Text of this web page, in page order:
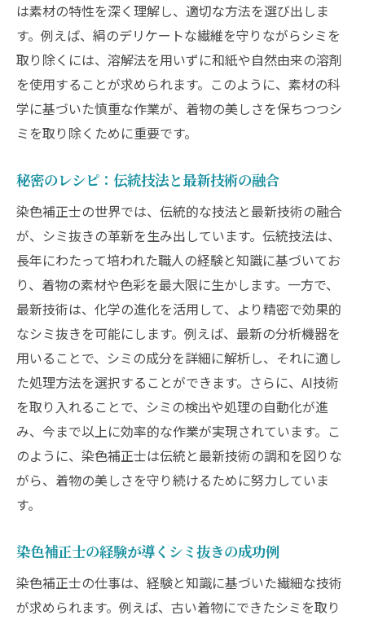
は素材の特性を深く理解し、適切な方法を選び出しま
す。例えば、絹のデリケートな繊維を守りながらシミを
取り除くには、溶解法を用いずに和紙や自然由来の溶剤
を使用することが求められます。このように、素材の科
学に基づいた慎重な作業が、着物の美しさを保ちつつシ
ミを取り除くために重要です。
秘密のレシピ：伝統技法と最新技術の融合
染色補正士の世界では、伝統的な技法と最新技術の融合
が、シミ抜きの革新を生み出しています。伝統技法は、
長年にわたって培われた職人の経験と知識に基づいてお
り、着物の素材や色彩を最大限に生かします。一方で、
最新技術は、化学の進化を活用して、より精密で効果的
なシミ抜きを可能にします。例えば、最新の分析機器を
用いることで、シミの成分を詳細に解析し、それに適し
た処理方法を選択することができます。さらに、AI技術
を取り入れることで、シミの検出や処理の自動化が進
み、今まで以上に効率的な作業が実現されています。こ
のように、染色補正士は伝統と最新技術の調和を図りな
がら、着物の美しさを守り続けるために努力していま
す。
染色補正士の経験が導くシミ抜きの成功例
染色補正士の仕事は、経験と知識に基づいた繊細な技術
が求められます。例えば、古い着物にできたシミを取り